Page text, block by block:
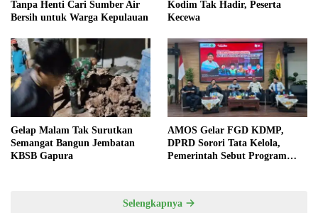
Tanpa Henti Cari Sumber Air
Bersih untuk Warga Kepulauan
Kodim Tak Hadir, Peserta
Kecewa
Gelap Malam Tak Surutkan
Semangat Bangun Jembatan
KBSB Gapura
AMOS Gelar FGD KDMP,
DPRD Sorori Tata Kelola,
Pemerintah Sebut Program
Selengkapnya